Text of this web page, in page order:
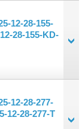
12-28-155-
28-155-KD-
12-28-277-
12-28-277-T